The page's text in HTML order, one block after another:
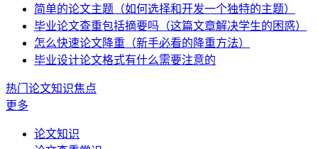
简单的论文主题（如何选择和开发一个独特的主题）
毕业论文查重包括摘要吗（这篇文章解决学生的困惑）
怎么快速论文降重（新手必看的降重方法）
毕业设计论文格式有什么需要注意的
热门论文知识焦点
更多
论文知识